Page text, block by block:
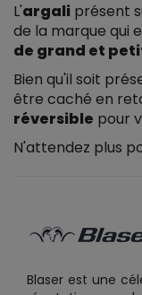
L'argali présent
de la marque qui
de grand et
Bien qu'il soit
être caché en
réversible pour
N'attendez plus
Blaser est une